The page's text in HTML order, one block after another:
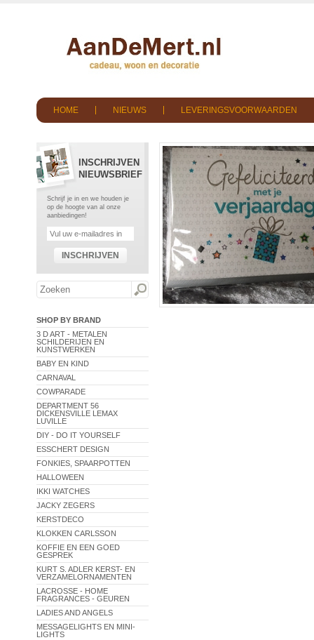
HOME NIEUWS LEVERINGSVOORWAARDEN
INSCHRIJVEN
NIEUWSBRIEF
Schrijf je in en we houden je
op de hoogte van al onze
aanbiedingen!
INSCHRIJVEN
SHOP BY BRAND
3 D ART - METALEN
SCHILDERIJEN EN
KUNSTWERKEN
BABY EN KIND
CARNAVAL
COWPARADE
DEPARTMENT 56
DICKENSVILLE LEMAX
LUVILLE
DIY - DO IT YOURSELF
ESSCHERT DESIGN
FONKIES, SPAARPOTTEN
HALLOWEEN
IKKI WATCHES
JACKY ZEGERS
KERSTDECO
KLOKKEN CARLSSON
KOFFIE EN EEN GOED
GESPREK
KURT S. ADLER KERST- EN
VERZAMELORNAMENTEN
LACROSSE - HOME
FRAGRANCES - GEUREN
LADIES AND ANGELS
MESSAGELIGHTS EN MINI-
LIGHTS